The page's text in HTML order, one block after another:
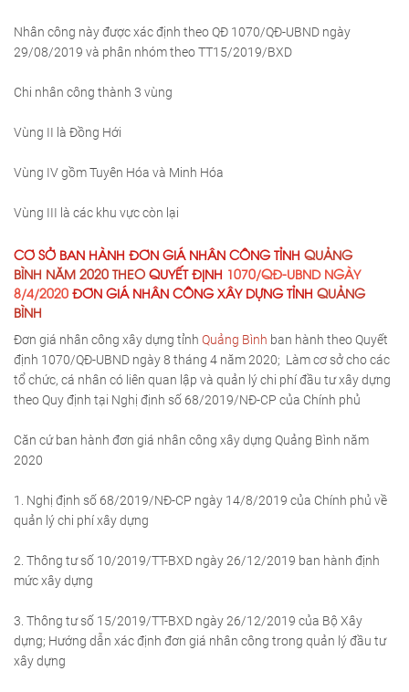
Nhân công này được xác định theo QĐ 1070/QĐ-UBND ngày
29/08/2019 và phân nhóm theo TT15/2019/BXD
Chi nhân công thành 3 vùng
Vùng II là Đồng Hới
Vùng IV gồm Tuyên Hóa và Minh Hóa
Vùng III là các khu vực còn lại
CƠ SỞ BAN HÀNH ĐƠN GIÁ NHÂN CÔNG TỈNH QUẢNG
BÌNH NĂM 2020 THEOQUYẾT ĐỊNH 1070/QĐ-UBND NGÀY
8/4/2020ĐƠN GIÁ NHÂN CÔNG XÂY DỰNG TỈNH QUẢNG
BÌNH
Đơn giá nhân công xây dựng tỉnh Quảng Bình ban hành theo Quyết
định 1070/QĐ-UBND ngày 8 tháng 4 năm 2020; Làm cơ sở cho các
tổ chức, cá nhân có liên quan lập và quản lý chi phí đầu tư xây dựng
theo Quy định tại Nghị định số 68/2019/NĐ-CP của Chính phủ
Căn cứ ban hành đơn giá nhân công xây dựng Quảng Bình năm
2020
1. Nghị định số 68/2019/NĐ-CP ngày 14/8/2019 của Chính phủ về
quản lý chi phí xây dựng
2. Thông tư số 10/2019/TT-BXD ngày 26/12/2019 ban hành định
mức xây dựng
3. Thông tư số 15/2019/TT-BXD ngày 26/12/2019 của Bộ Xây
dựng; Hướng dẫn xác định đơn giá nhân công trong quản lý đầu tư
xây dựng